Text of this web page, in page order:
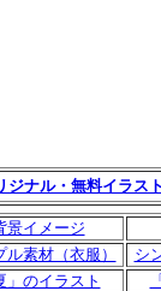
ジナル・無料イラス
景イメージ
ル素材（衣服）
シ
」のイラスト